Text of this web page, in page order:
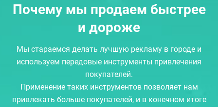
Почему мы продаем быстрее
и дороже
Мы стараемся делать лучшую рекламу в городе и
используем передовые инструменты привлечения
покупателей.
Применение таких инструментов позволяет нам
привлекать больше покупателей, и в конечном итоге